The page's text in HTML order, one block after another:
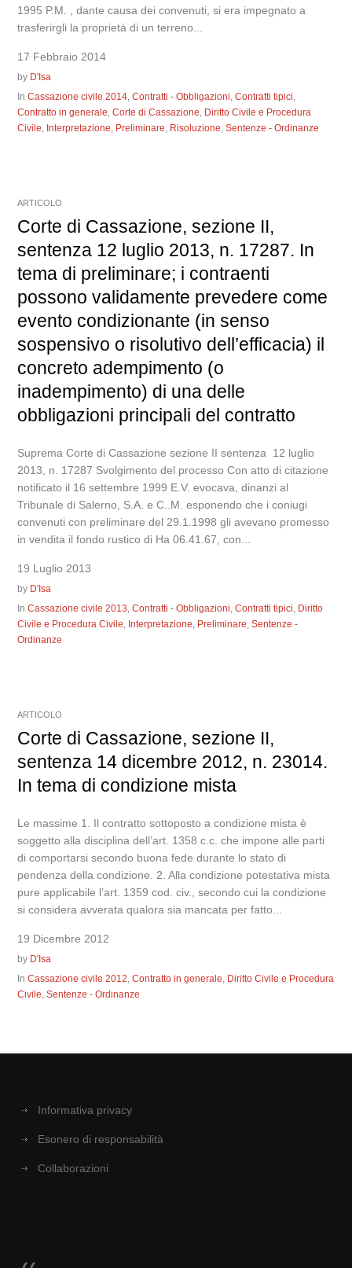
1995 P.M. , dante causa dei convenuti, si era impegnato a
trasferirgli la proprietà di un terreno...
17 Febbraio 2014
by D'Isa
InCassazione civile 2014,Contratti - Obbligazioni,Contratti tipici,
Contratto in generale,Corte di Cassazione, Diritto Civile e Procedura
Civile, Interpretazione, Preliminare, Risoluzione,Sentenze - Ordinanze
ARTICOLO
Corte di Cassazione, sezione II,
sentenza 12 luglio 2013, n. 17287. In
tema di preliminare; i contraenti
possono validamente prevedere come
evento condizionante (in senso
sospensivo o risolutivo dell’efficacia) il
concreto adempimento (o
inadempimento) di una delle
obbligazioni principali del contratto
Suprema Corte di Cassazione sezione II sentenza 12 luglio
2013, n. 17287 Svolgimento del processo Con atto di citazione
notificato il 16 settembre 1999 E.V. evocava, dinanzi al
Tribunale di Salerno, S.A. e C..M. esponendo che i coniugi
convenuti con preliminare del 29.1.1998 gli avevano promesso
in vendita il fondo rustico di Ha 06.41.67, con...
19 Luglio 2013
by D'Isa
InCassazione civile 2013,Contratti - Obbligazioni,Contratti tipici, Diritto
Civile e Procedura Civile, Interpretazione, Preliminare,Sentenze -
Ordinanze
ARTICOLO
Corte di Cassazione, sezione II,
sentenza 14 dicembre 2012, n. 23014.
In tema di condizione mista
Le massime 1. Il contratto sottoposto a condizione mista è
soggetto alla disciplina dell’art. 1358 c.c. che impone alle parti
di comportarsi secondo buona fede durante lo stato di
pendenza della condizione. 2. Alla condizione potestativa mista
pure applicabile l’art. 1359 cod. civ., secondo cui la condizione
si considera avverata qualora sia mancata per fatto...
19 Dicembre 2012
by D'Isa
InCassazione civile 2012,Contratto in generale, Diritto Civile e Procedura
Civile,Sentenze - Ordinanze
Informativa privacy
Esonero di responsabilità
Collaborazioni